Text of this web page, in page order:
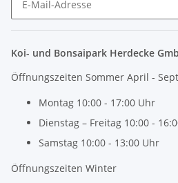
Koi- und Bonsaipark Herdecke
Öffnungszeiten Sommer April -
Montag 10:00 - 17:00 Uhr
Dienstag – Freitag 10:00 -
Samstag 10:00 - 13:00 Uhr
Öffnungszeiten Winter